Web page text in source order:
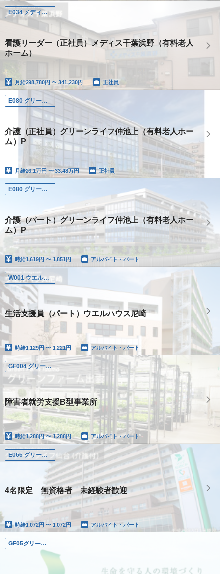
E034 メディス千葉浜野
看護リーダー（正社員）メディス千葉浜野（有料老人
ホーム）
月給298,780円 〜 341,230円 正社員
E080 グリーンライフ仲池上
介護（正社員）グリーンライフ仲池上（有料老人ホー
ム）P
月給26.1万円 〜 33.48万円 正社員
E080 グリーンライフ仲池上
介護（パート）グリーンライフ仲池上（有料老人ホー
ム）P
時給1,619円 〜 1,851円 アルバイト・パート
W001 ウエルハウス尼崎
生活支援員（パート）ウエルハウス尼崎
時給1,129円 〜 1,221円 アルバイト・パート
GF004 グリーンファーム出雲
障害者就労支援B型事業所
時給1,288円 〜 1,288円 アルバイト・パート
E066 グリーンライフ仙台（介護付）
4名限定 無資格者 未経験者歓迎
時給1,072円 〜 1,072円 アルバイト・パート
GF05グリーンファーム鶴見